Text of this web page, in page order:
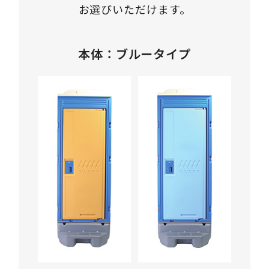
お選びいただけます。
本体：ブルータイプ